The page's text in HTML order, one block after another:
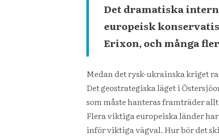
Det dramatiska
europeisk
Erixon, och många
Medan det rysk-ukrainska kriget
Det geostrategiska läget i
som måste hanteras framträder
Flera viktiga europeiska länder
inför viktiga vägval. Hur bör det